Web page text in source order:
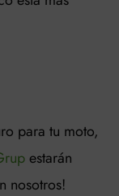
para tu moto,
estarán
nosotros!